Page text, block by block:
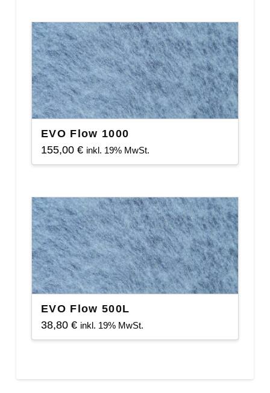
EVO Flow 1000
155,00 € inkl. 19% MwSt.
EVO Flow 500L
38,80 € inkl. 19% MwSt.